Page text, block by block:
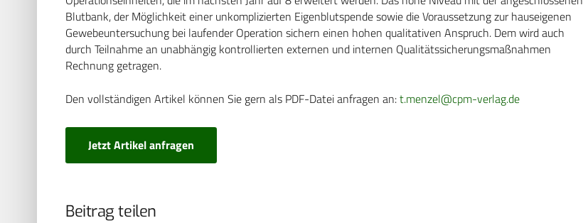
Blutbank, der Möglichkeit einer unkomplizierten Eigenblutspende sowie die Voraussetzung zur hauseigenen
Gewebeuntersuchung bei laufender Operation sichern einen hohen qualitativen Anspruch. Dem wird auch
durch Teilnahme an unabhängig kontrollierten externen und internen Qualitätssicherungsmaßnahmen
Rechnung getragen.
Den vollständigen Artikel können Sie gern als PDF-Datei anfragen an:t.menzel@cpm-verlag.de
Jetzt Artikel anfragen
Beitrag teilen